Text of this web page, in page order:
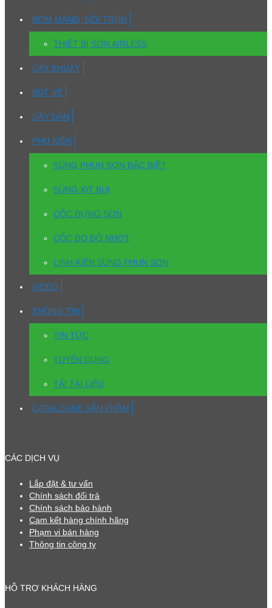
BƠM MÀNG, NỒI TRỘN
THIẾT BỊ SƠN AIRLESS
CÂY KHUẤY
BÚT VẼ
DÂY DẪN
PHỤ KIỆN
SÚNG PHUN SƠN ĐẶC BIỆT
SÚNG XỊT BỤI
CỐC ĐỰNG SƠN
CỐC ĐO ĐỘ NHỚT
LINH KIỆN SÚNG PHUN SƠN
VIDEO
THÔNG TIN
TIN TỨC
TUYỂN DỤNG
TẢI TÀI LIỆU
CATALOGUE SẢN PHẨM
CÁC DỊCH VỤ
Lắp đặt & tư vấn
Chính sách đổi trả
Chính sách bảo hành
Cam kết hàng chính hãng
Phạm vi bán hàng
Thông tin công ty
HỖ TRỢ KHÁCH HÀNG